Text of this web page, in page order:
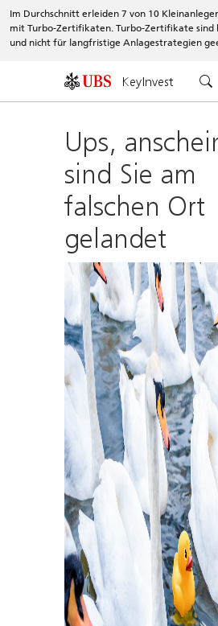
Im Durchschnitt erleiden 7 von 10
mit Turbo-Zertifikaten. Turbo-Zertifikate sind
und nicht für langfristige Anlagestrategien
KeyInvest
Ups,
sind Sie am
falschen Ort
gelandet